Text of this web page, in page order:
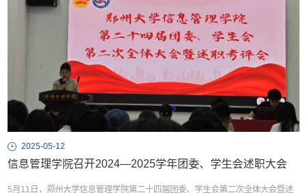
2025-05-12
信息管理学院召开2024—2025学年团委、学生会述职大会
5月11日，郑州大学信息管理学院第二十四届团委、学生会第二次全体大会暨述